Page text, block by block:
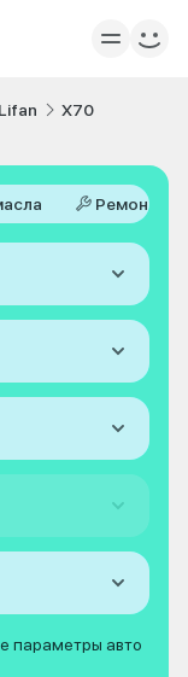
Lifan X70
Ремонт
параметры авто